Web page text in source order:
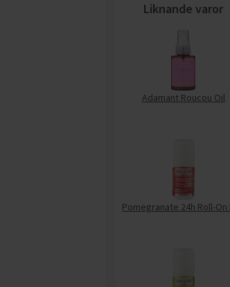
Liknande varor
Adamant Roucou Oil